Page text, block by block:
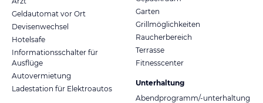
Geldautomat vor Ort
Devisenwechsel
Hotelsafe
Informationsschalter für
Ausflüge
Autovermietung
Ladestation für Elektroautos
Garten
Grillmöglichkeiten
Raucherbereich
Terrasse
Fitnesscenter
Unterhaltung
Abendprogramm/-unterhaltung